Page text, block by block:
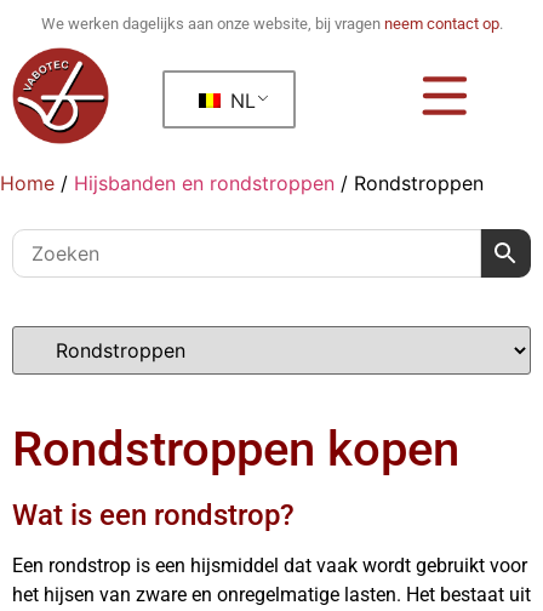
We werken dagelijks aan onze website, bij vragen neem contact op.
NL
Home / Hijsbanden en rondstroppen / Rondstroppen
Rondstroppen kopen
Wat is een rondstrop?
Een rondstrop is een hijsmiddel dat vaak wordt gebruikt voor
het hijsen van zware en onregelmatige lasten. Het bestaat uit